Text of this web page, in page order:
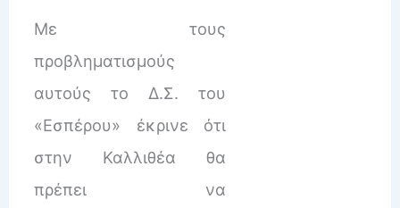
Με τους
προβληματισμούς
αυτούς το Δ.Σ. του
«Εσπέρου» έκρινε ότι
στην Καλλιθέα θα
πρέπει να